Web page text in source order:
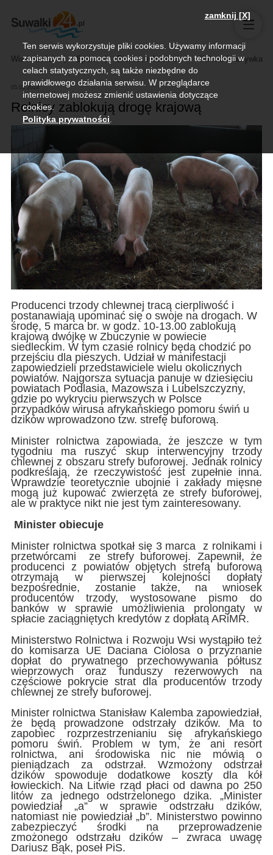
Wiadomości Sport Biznes, rolnictwo Kultura i rozrywka
05.03.2014
Rolnicy zablokują drogę krajową
Producenci trzody chlewnej tracą cierpliwość i
postanawiają upominać się o swoje na drogach. W
środę, 5 marca br. w godz. 10-13.00 zablokują
krajową dwójkę w Zbuczynie w powiecie
siedleckim. W tym czasie rolnicy będą chodzić po
przejściu dla pieszych. Udział w manifestacji
zapowiedzieli przedstawiciele wielu okolicznych
powiatów. Najgorsza sytuacja panuje w dziesięciu
powiatach Podlasia, Mazowsza i Lubelszczyzny,
gdzie po wykryciu pierwszych w Polsce
przypadków wirusa afrykańskiego pomoru świń u
dzików wprowadzono tzw. strefę buforową.
Minister rolnictwa zapowiada, że jeszcze w tym
tygodniu ma ruszyć skup interwencyjny trzody
chlewnej z obszaru strefy buforowej. Jednak rolnicy
podkreślają, że rzeczywistość jest zupełnie inna.
Wprawdzie teoretycznie ubojnie i zakłady mięsne
mogą już kupować zwierzęta ze strefy buforowej,
ale w praktyce nikt nie jest tym zainteresowany.
Minister obiecuje
Minister rolnictwa spotkał się 3 marca z rolnikami i
przetwórcami ze strefy buforowej. Zapewnił, że
producenci z powiatów objętych strefą buforową
otrzymają w pierwszej kolejności dopłaty
bezpośrednie, zostanie także, na wniosek
producentów trzody, wystosowane pismo do
banków w sprawie umożliwienia prolongaty w
spłacie zaciągniętych kredytów z dopłatą ARiMR.
Ministerstwo Rolnictwa i Rozwoju Wsi wystąpiło też
do komisarza UE Daciana Ciolosa o przyznanie
dopłat do prywatnego przechowywania półtusz
wieprzowych oraz funduszy rezerwowych na
częściowe pokrycie strat dla producentów trzody
chlewnej ze strefy buforowej.
Minister rolnictwa Stanisław Kalemba zapowiedział,
że będą prowadzone odstrzały dzików. Ma to
zapobiec rozprzestrzenianiu się afrykańskiego
pomoru świń. Problem w tym, że ani resort
rolnictwa, ani środowiska nic nie mówią o
pieniądzach za odstrzał. Wzmożony odstrzał
dzików spowoduje dodatkowe koszty dla kół
łowieckich. Na Litwie rząd płaci od dawna po 250
litów za jednego odstrzelonego dzika. „Minister
powiedział „a” w sprawie odstrzału dzików,
natomiast nie powiedział „b”. Ministerstwo powinno
zabezpieczyć środki na przeprowadzenie
zmożonego odstrzału dzików – zwraca uwagę
Dariusz Bąk, poseł PiS.
zamknij [X]
Ten serwis wykorzystuje pliki cookies. Używamy informacji
zapisanych za pomocą cookies i podobnych technologii w
celach statystycznych, są także niezbędne do
prawidłowego działania serwisu. W przeglądarce
internetowej możesz zmienić ustawienia dotyczące
cookies.
Polityka prywatności